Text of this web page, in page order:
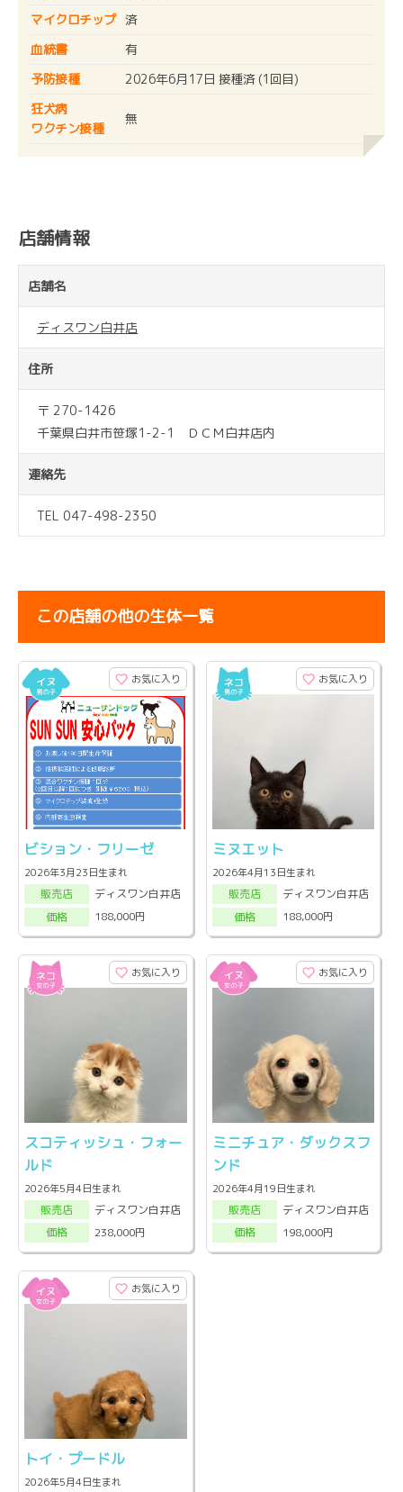
マイクロチップ 済
血統書
有
予防接種
2026年6月17日 接種済 (1回目)
狂犬病
ワクチン接種
無
店舗情報
店舗名
ディスワン白井店
住所
〒 270-1426
千葉県白井市笹塚1-2-1 ＤＣＭ白井店内
連絡先
TEL 047-498-2350
この店舗の他の生体一覧
お気に入り
ビション・フリーゼ
2026年3月23日生まれ
販売店
ディスワン白井店
価格
188,000円
お気に入り
ミヌエット
2026年4月13日生まれ
販売店
ディスワン白井店
価格
188,000円
お気に入り
スコティッシュ・フォー
ルド
2026年5月4日生まれ
販売店
ディスワン白井店
価格
238,000円
お気に入り
ミニチュア・ダックスフ
ンド
2026年4月19日生まれ
販売店
ディスワン白井店
価格
198,000円
お気に入り
トイ・プードル
2026年5月4日生まれ